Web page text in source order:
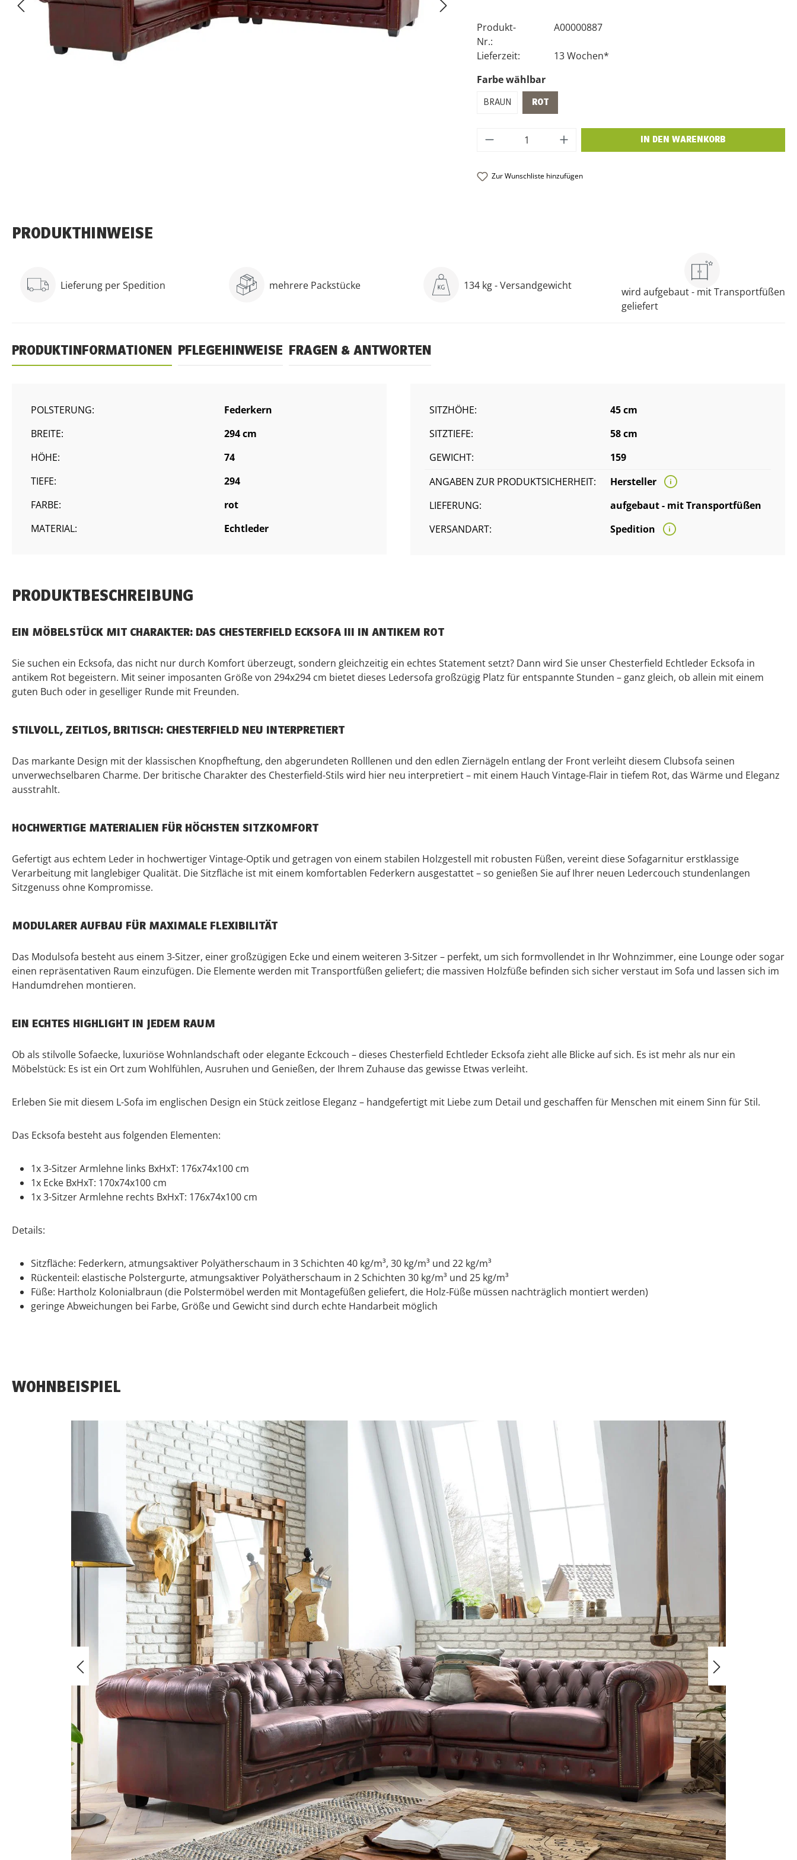
Produkt-
Nr.:
A00000887
Lieferzeit:
13 Wochen*
Farbe wählbar
BRAUN ROT
Produkt Anzahl: Gib den gewünschten Wert
IN DEN WARENKORB
Zur Wunschliste hinzufügen
PRODUKTHINWEISE
Lieferung per Spedition mehrere Packstücke 134 kg - Versandgewicht
wird aufgebaut - mit Transportfüßen
geliefert
PRODUKTINFORMATIONEN PFLEGEHINWEISE FRAGEN & ANTWORTEN
POLSTERUNG:
Federkern
BREITE:
294 cm
HÖHE:
74
TIEFE:
294
FARBE:
rot
MATERIAL:
Echtleder
SITZHÖHE:
45 cm
SITZTIEFE:
58 cm
GEWICHT:
159
ANGABEN ZUR PRODUKTSICHERHEIT:
Hersteller
LIEFERUNG:
aufgebaut - mit Transportfüßen
VERSANDART:
Spedition
PRODUKTBESCHREIBUNG
EIN MÖBELSTÜCK MIT CHARAKTER: DAS CHESTERFIELD ECKSOFA III IN ANTIKEM ROT
Sie suchen ein Ecksofa, das nicht nur durch Komfort überzeugt, sondern gleichzeitig ein echtes Statement setzt? Dann wird Sie unser Chesterfield Echtleder Ecksofa in
antikem Rot begeistern. Mit seiner imposanten Größe von 294x294 cm bietet dieses Ledersofa großzügig Platz für entspannte Stunden – ganz gleich, ob allein mit einem
guten Buch oder in geselliger Runde mit Freunden.
STILVOLL, ZEITLOS, BRITISCH: CHESTERFIELD NEU INTERPRETIERT
Das markante Design mit der klassischen Knopfheftung, den abgerundeten Rolllenen und den edlen Ziernägeln entlang der Front verleiht diesem Clubsofa seinen
unverwechselbaren Charme. Der britische Charakter des Chesterfield-Stils wird hier neu interpretiert – mit einem Hauch Vintage-Flair in tiefem Rot, das Wärme und Eleganz
ausstrahlt.
HOCHWERTIGE MATERIALIEN FÜR HÖCHSTEN SITZKOMFORT
Gefertigt aus echtem Leder in hochwertiger Vintage-Optik und getragen von einem stabilen Holzgestell mit robusten Füßen, vereint diese Sofagarnitur erstklassige
Verarbeitung mit langlebiger Qualität. Die Sitzfläche ist mit einem komfortablen Federkern ausgestattet – so genießen Sie auf Ihrer neuen Ledercouch stundenlangen
Sitzgenuss ohne Kompromisse.
MODULARER AUFBAU FÜR MAXIMALE FLEXIBILITÄT
Das Modulsofa besteht aus einem 3-Sitzer, einer großzügigen Ecke und einem weiteren 3-Sitzer – perfekt, um sich formvollendet in Ihr Wohnzimmer, eine Lounge oder sogar
einen repräsentativen Raum einzufügen. Die Elemente werden mit Transportfüßen geliefert; die massiven Holzfüße befinden sich sicher verstaut im Sofa und lassen sich im
Handumdrehen montieren.
EIN ECHTES HIGHLIGHT IN JEDEM RAUM
Ob als stilvolle Sofaecke, luxuriöse Wohnlandschaft oder elegante Eckcouch – dieses Chesterfield Echtleder Ecksofa zieht alle Blicke auf sich. Es ist mehr als nur ein
Möbelstück: Es ist ein Ort zum Wohlfühlen, Ausruhen und Genießen, der Ihrem Zuhause das gewisse Etwas verleiht.
Erleben Sie mit diesem L-Sofa im englischen Design ein Stück zeitlose Eleganz – handgefertigt mit Liebe zum Detail und geschaffen für Menschen mit einem Sinn für Stil.
Das Ecksofa besteht aus folgenden Elementen:
1x 3-Sitzer Armlehne links BxHxT: 176x74x100 cm
1x Ecke BxHxT: 170x74x100 cm
1x 3-Sitzer Armlehne rechts BxHxT: 176x74x100 cm
Details:
Sitzfläche: Federkern, atmungsaktiver Polyätherschaum in 3 Schichten 40 kg/m³, 30 kg/m³ und 22 kg/m³
Rückenteil: elastische Polstergurte, atmungsaktiver Polyätherschaum in 2 Schichten 30 kg/m³ und 25 kg/m³
Füße: Hartholz Kolonialbraun (die Polstermöbel werden mit Montagefüßen geliefert, die Holz-Füße müssen nachträglich montiert werden)
geringe Abweichungen bei Farbe, Größe und Gewicht sind durch echte Handarbeit möglich
WOHNBEISPIEL